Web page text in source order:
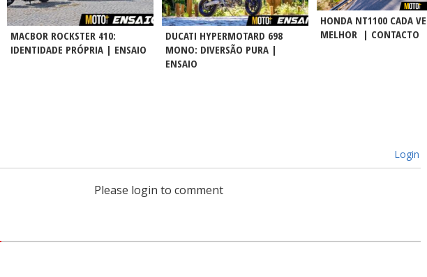
MACBOR ROCKSTER 410:
IDENTIDADE PRÓPRIA | ENSAIO
DUCATI HYPERMOTARD 698
MONO: DIVERSÃO PURA |
ENSAIO
HONDA NT1100 CADA
MELHOR | CONTACTO
Login
Please login to comment